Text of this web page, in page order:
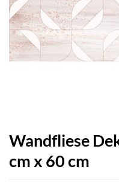
Wandfliese
cm x 60 cm